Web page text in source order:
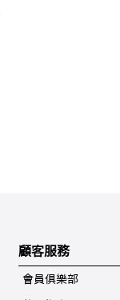
顧客服務
會員俱樂部